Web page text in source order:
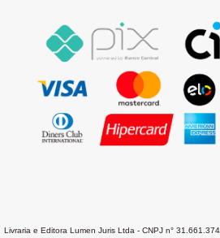
Livraria e Editora Lumen Juris Ltda - CNPJ n°